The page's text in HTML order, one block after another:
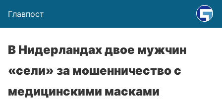
Главпост
В Нидерландах двое мужчин
«сели» за мошенничество с
медицинскими масками